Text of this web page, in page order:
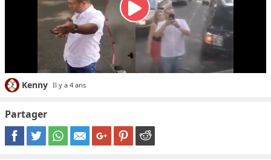
Kenny Il y a 4 ans
Partager